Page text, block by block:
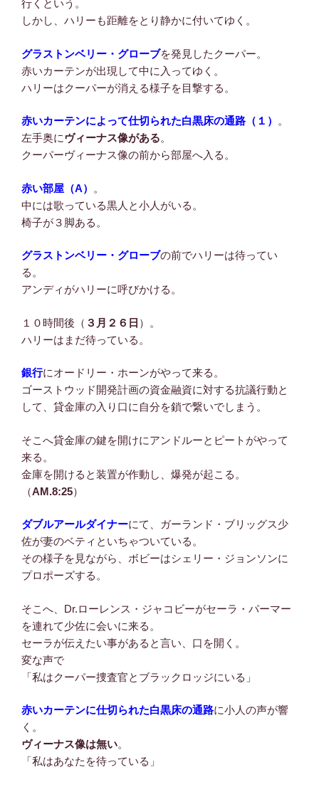
行くという。
しかし、ハリーも距離をとり静かに付いてゆく。
グラストンベリー・グローブを発見したクーパー。
赤いカーテンが出現して中に入ってゆく。
ハリーはクーパーが消える様子を目撃する。
赤いカーテンによって仕切られた白黒床の通路（１）
。
左手奥にヴィーナス像がある。
クーパーヴィーナス像の前から部屋へ入る。
赤い部屋（A）
。
中には歌っている黒人と小人がいる。
椅子が３脚ある。
グラストンベリー・グローブの前でハリーは待ってい
る。
アンディがハリーに呼びかける。
１０時間後（ ３月２６日 ）。
ハリーはまだ待っている。
銀行にオードリー・ホーンがやって来る。
ゴーストウッド開発計画の資金融資に対する抗議行動と
して、貸金庫の入り口に自分を鎖で繋いでしまう。
そこへ貸金庫の鍵を開けにアンドルーとピートがやって
来る。
金庫を開けると装置が作動し、爆発が起こる。
（AM.8:25）
ダブルアールダイナーにて、ガーランド・ブリッグス少
佐が妻のベティといちゃついている。
その様子を見ながら、ボビーはシェリー・ジョンソンに
プロポーズする。
そこへ、Dr.ローレンス・ジャコビーがセーラ・パーマー
を連れて少佐に会いに来る。
セーラが伝えたい事があると言い、口を開く。
変な声で
「私はクーパー捜査官とブラックロッジにいる」
赤いカーテンに仕切られた白黒床の通路に小人の声が響
く。
ヴィーナス像は無い。
「私はあなたを待っている」